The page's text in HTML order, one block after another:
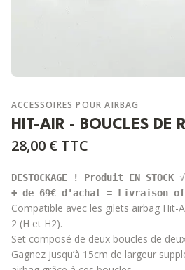
ACCESSOIRES POUR AIRBAG
HIT-AIR - BOUCLES DE
28,00 € TTC
DESTOCKAGE ! Produit EN STOCK
+ de 69€ d'achat =
Compatible avec les gilets airbag Hit-
2 (H et H2).
Set composé de deux boucles de
Gagnez jusqu’à 15cm de largeur